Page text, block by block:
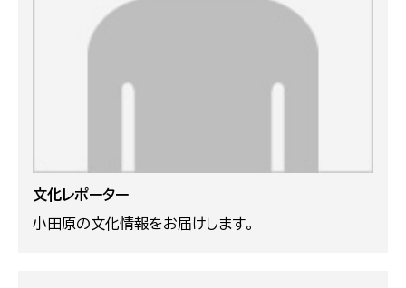
文化レポーター
小田原の文化情報をお届けします。